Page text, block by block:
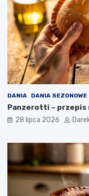
DANIA DANIA SEZONOWE
Panzerotti – przepis
28 lipca 2026